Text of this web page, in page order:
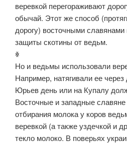
веревкой перегораживают
обычай. Этот же способ
дорогу) восточными славянами
защиты скотины от ведьм.
ꏍ
Но и ведьмы использовали
Например, натягивали ее через
Юрьев день или на Купалу
Восточные и западные
отбирания молока у коров
веревкой (а также уздечкой и
текло молоко. В поверьях